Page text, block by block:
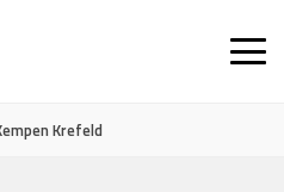
Krefeld